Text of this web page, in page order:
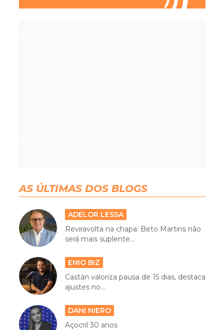
AS ÚLTIMAS DOS BLOGS
ADELOR LESSA
Reviravolta na chapa: Beto Martins não
será mais suplente...
ENIO BIZ
Castán valoriza pausa de 15 dias, destaca
ajustes no...
DANI NIERO
Açocril 30 anos